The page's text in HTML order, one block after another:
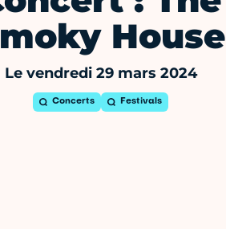
House
Le vendredi 29 mars 2024
Concerts Festivals